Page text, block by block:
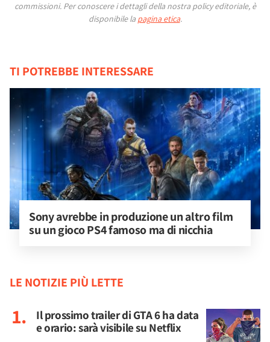
commissioni. Per conoscere i dettagli della nostra policy editoriale, è
disponibile la pagina etica.
TI POTREBBE INTERESSARE
Sony avrebbe in produzione un altro film
su un gioco PS4 famoso ma di nicchia
LE NOTIZIE PIÙ LETTE
Il prossimo trailer di GTA 6 ha data
e orario: sarà visibile su Netflix